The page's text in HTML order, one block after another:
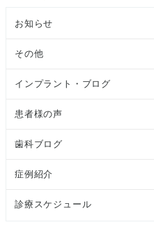
お知らせ
その他
インプラント・ブログ
患者様の声
歯科ブログ
症例紹介
診療スケジュール